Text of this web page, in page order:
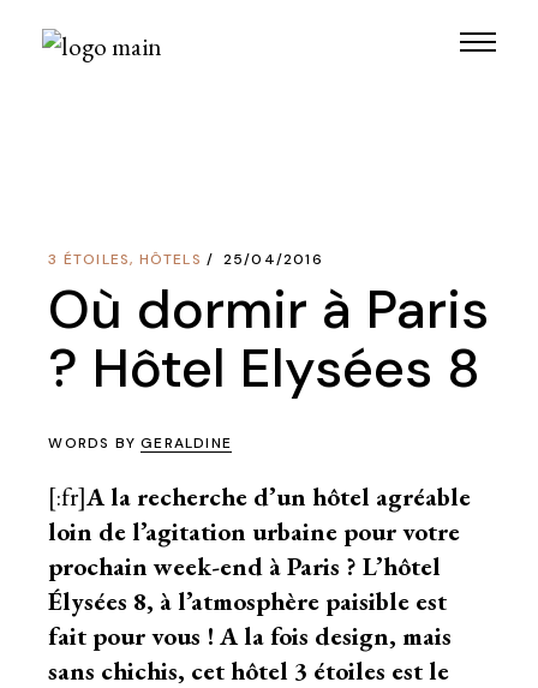
3 ÉTOILES, HÔTELS 25/04/2016
Où dormir à Paris
? Hôtel Elysées 8
WORDS BYGERALDINE
[:fr]A la recherche d’un hôtel agréable
loin de l’agitation urbaine pour votre
prochain week-end à Paris ? L’hôtel
Élysées 8, à l’atmosphère paisible est
fait pour vous ! A la fois design, mais
sans chichis, cet hôtel 3 étoiles est le